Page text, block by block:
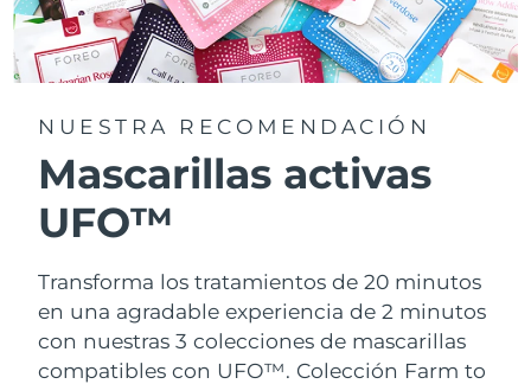
NUESTRA RECOMENDACIÓN
Mascarillas activas
UFO™
Transforma los tratamientos de 20 minutos
en una agradable experiencia de 2 minutos
con nuestras 3 colecciones de mascarillas
compatibles con UFO™. Colección Farm to